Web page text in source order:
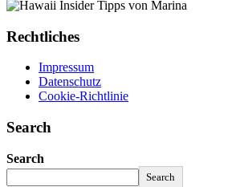
Rechtliches
Impressum
Datenschutz
Cookie-Richtlinie
Search
Search
Search